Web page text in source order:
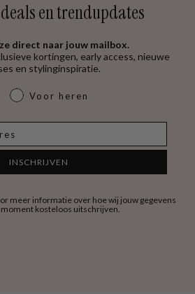
en trendupdates
direct naar jouw mailbox.
kortingen, early access, nieuwe
en stylinginspiratie.
Voor heren
INSCHRIJVEN
meer informatie over hoe wij jouw gegevens
moment kosteloos uitschrijven.